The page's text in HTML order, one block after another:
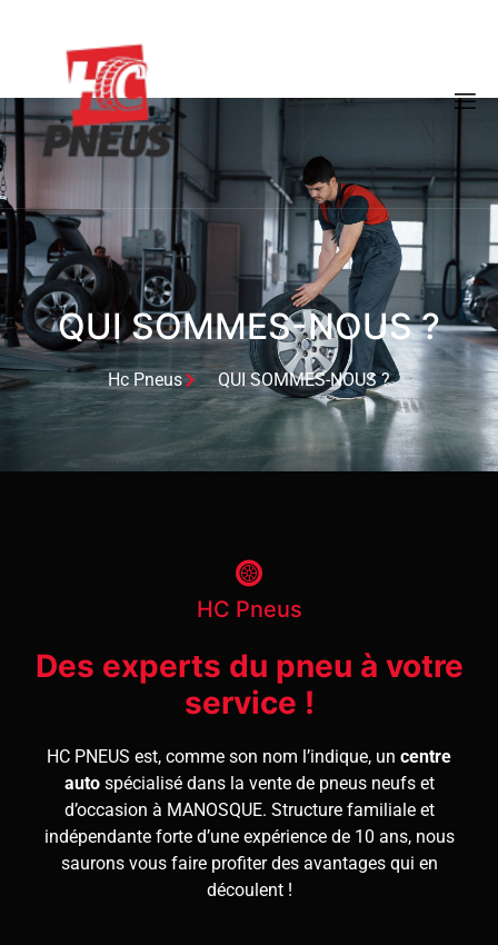
QUI SOMMES-NOUS ?
Hc Pneus QUI SOMMES-NOUS ?
HC Pneus
Des experts du pneu à votre
service !
HC PNEUS est, comme son nom l’indique, un centre
autospécialisé dans la vente de pneus neufs et
d’occasion à MANOSQUE. Structure familiale et
indépendante forte d’une expérience de 10 ans, nous
saurons vous faire profiter des avantages qui en
découlent !